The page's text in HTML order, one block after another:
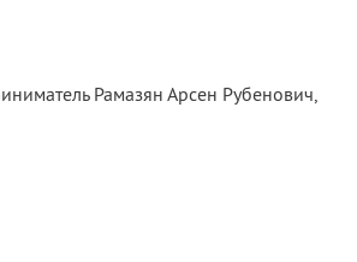
Рамазян Арсен Рубенович,